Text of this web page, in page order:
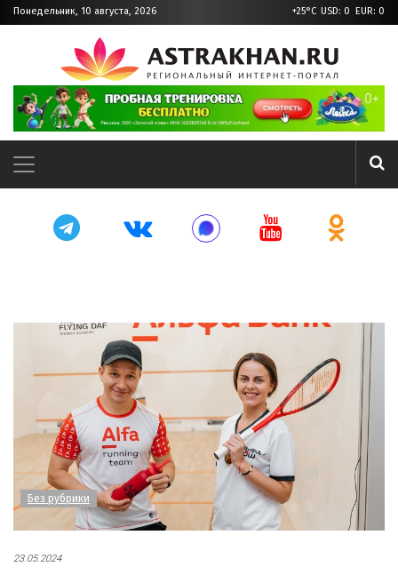
Понедельник, 10 августа, 2026 +25°C USD: 0 EUR: 0
Без рубрики
23.05.2024